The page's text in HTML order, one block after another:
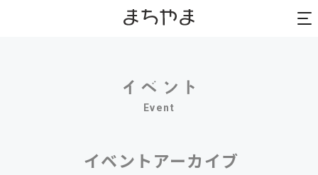
Event
イベントアーカイブ